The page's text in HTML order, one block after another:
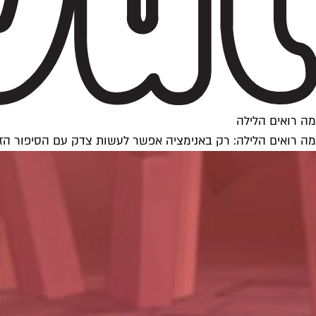
מה רואים הלילה
מה רואים הלילה: רק באנימציה אפשר לעשות צדק עם הסיפור